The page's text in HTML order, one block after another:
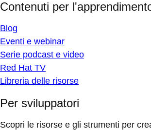
Contenuti per
Blog
Eventi e webinar
Serie podcast e video
Red Hat TV
Libreria delle risorse
Per sviluppatori
Scopri le risorse e gli strumenti per